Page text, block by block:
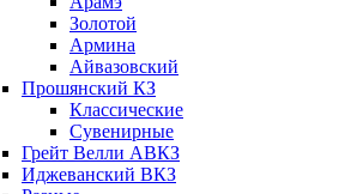
Золотой
Армина
Айвазовский
Прошянский КЗ
Классические
Сувенирные
Грейт Велли АВКЗ
Иджеванский ВКЗ